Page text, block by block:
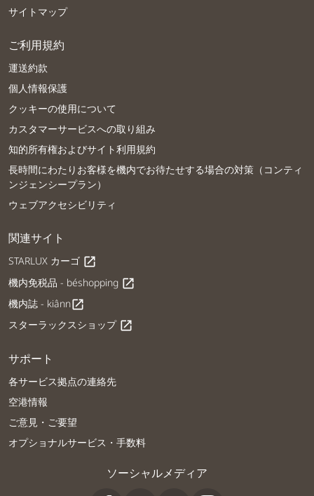
サイトマップ
ご利用規約
運送約款
個人情報保護
クッキーの使用について
カスタマーサービスへの取り組み
知的所有権およびサイト利用規約
長時間にわたりお客様を機内でお待たせする場合の対策（コンティ
ンジェンシープラン）
ウェブアクセシビリティ
関連サイト
STARLUX カーゴ open_in_new
機内免税品 - béshopping open_in_new
機内誌 - kiânnopen_in_new
スターラックスショップ open_in_new
サポート
各サービス拠点の連絡先
空港情報
ご意見・ご要望
オプショナルサービス・手数料
ソーシャルメディア